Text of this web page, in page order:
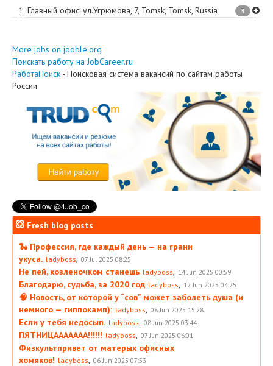
1. Главный офис: ул.Угрюмова, 7, Tomsk Tomsk Russia 3
More jobs on jooble.org
Поискать работу на JobCareer.ru
РаботаПоиск - Поисковая система вакансий по сайтам работы
России
Fresh blog posts
🐍 Профессия, где каждый день — на грани
укуса. ladyboss, 07 Jul 2025 08:25
Не пей, козленочком станешь ladyboss, 14 Jun 2025 00:59
Благодарю, судьба, за 2020 год ladyboss, 12 Jun 2025 04:25
🧠 Новость, от которой у “сов” может заболеть душа (и
немного — гиппокамп): ladyboss, 08 Jun 2025 15:28
Если у тебя недосып. ladyboss, 08 Jun 2025 03:44
ПЯТНИЦААААААА!!!!!! ladyboss, 07 Jun 2025 06:01
Физкультпривет от матерых офисных
хомяков! ladyboss, 06 Jun 2025 07:53